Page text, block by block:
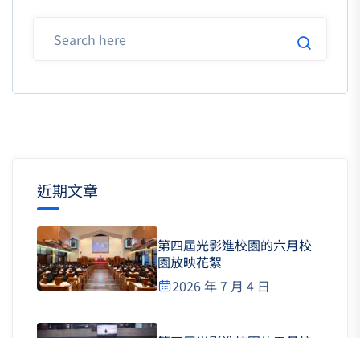
近期文章
第四屆光影進校園的六月校
園放映花絮
2026 年 7 月 4 日